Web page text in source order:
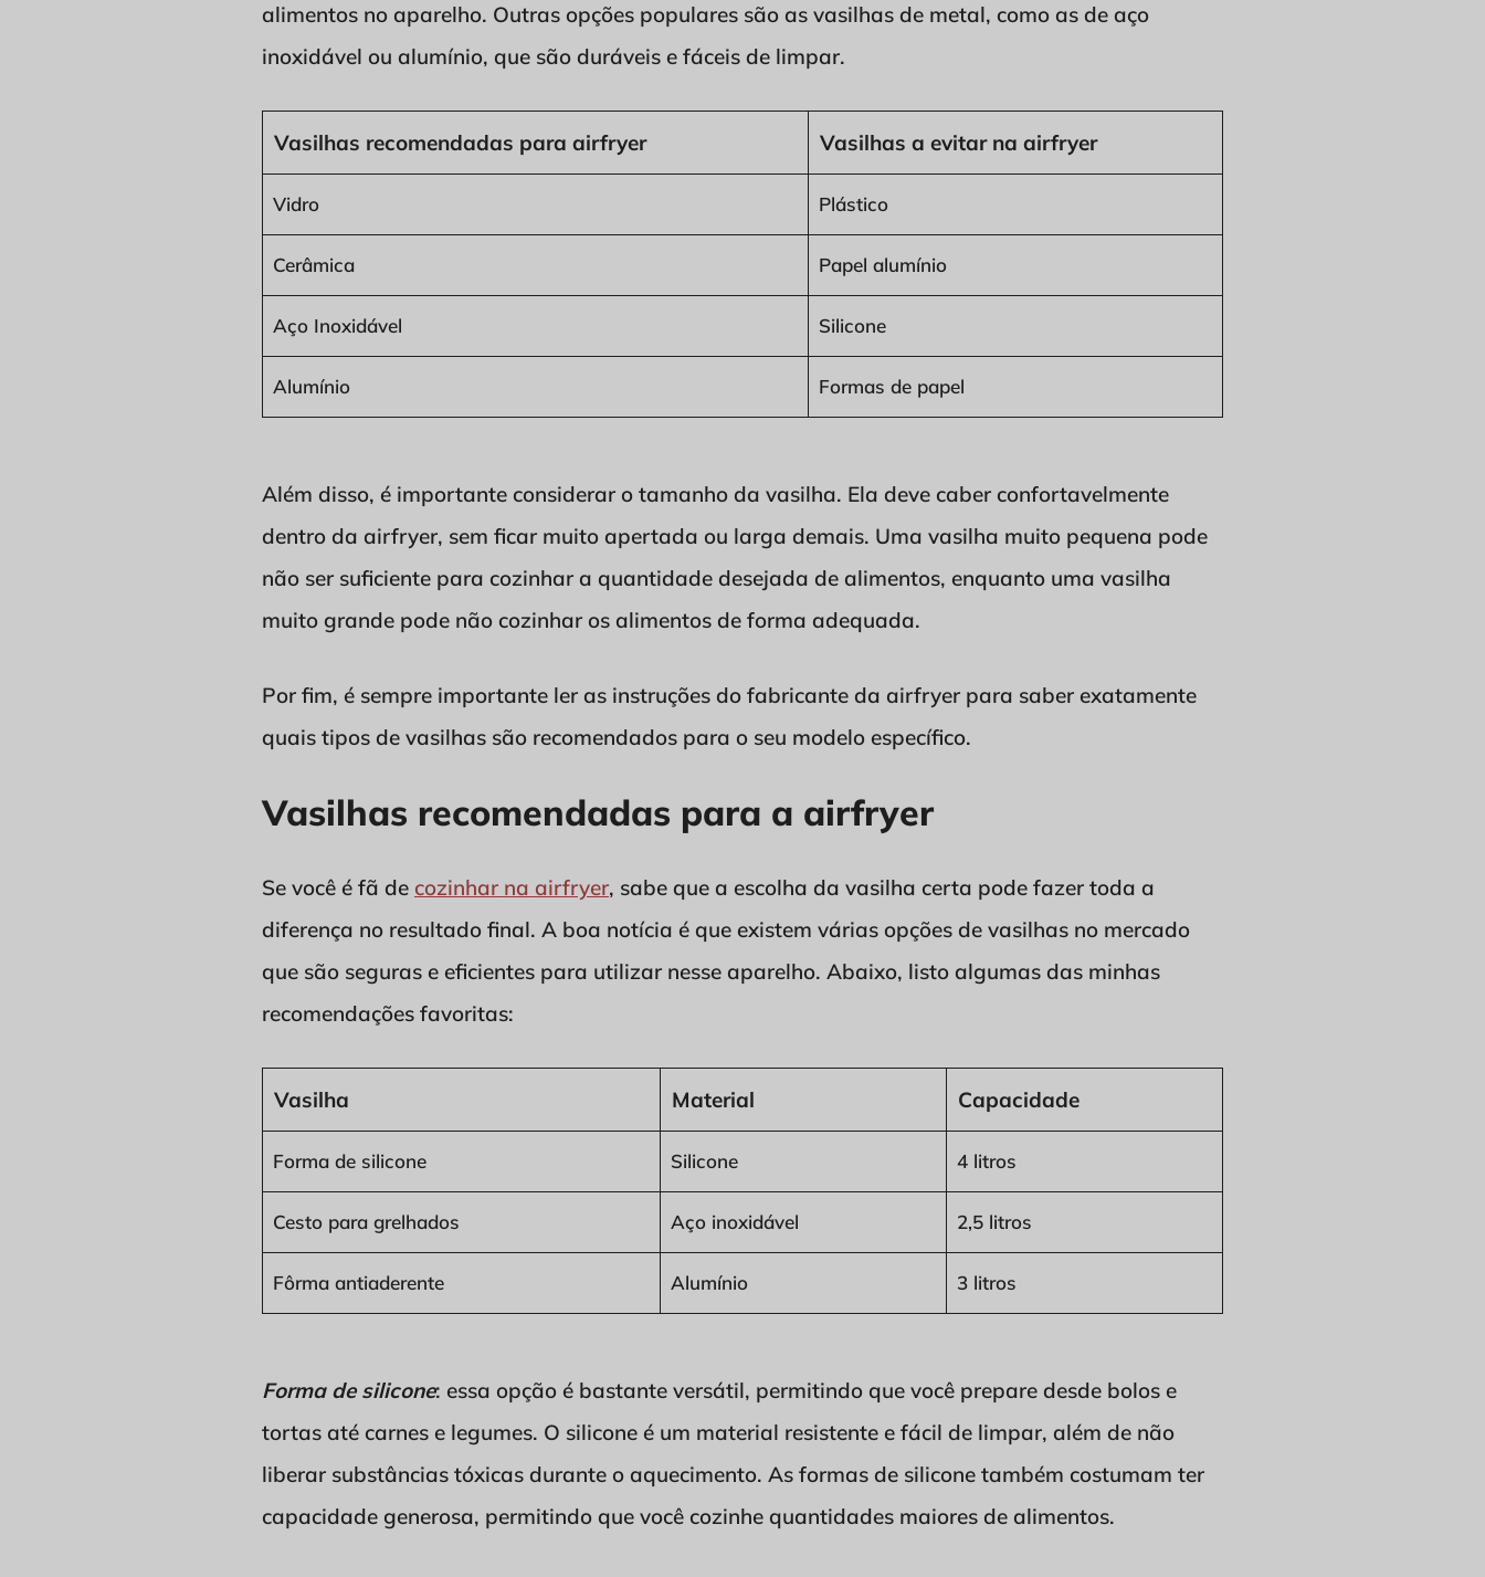
alimentos no aparelho. Outras opções populares são as vasilhas de metal, como as de aço
inoxidável ou alumínio, que são duráveis e fáceis de limpar.
Vasilhas recomendadas para airfryer Vasilhas a evitar na airfryer
Vidro Plástico
Cerâmica Papel alumínio
Aço Inoxidável Silicone
Alumínio Formas de papel
Além disso, é importante considerar o tamanho da vasilha. Ela deve caber confortavelmente
dentro da airfryer, sem ficar muito apertada ou larga demais. Uma vasilha muito pequena pode
não ser suficiente para cozinhar a quantidade desejada de alimentos, enquanto uma vasilha
muito grande pode não cozinhar os alimentos de forma adequada.
Por fim, é sempre importante ler as instruções do fabricante da airfryer para saber exatamente
quais tipos de vasilhas são recomendados para o seu modelo específico.
Vasilhas recomendadas para a airfryer
Se você é fã de cozinhar na airfryer, sabe que a escolha da vasilha certa pode fazer toda a
diferença no resultado final. A boa notícia é que existem várias opções de vasilhas no mercado
que são seguras e eficientes para utilizar nesse aparelho. Abaixo, listo algumas das minhas
recomendações favoritas:
Vasilha Material Capacidade
Forma de silicone Silicone 4 litros
Cesto para grelhados Aço inoxidável 2,5 litros
Fôrma antiaderente Alumínio 3 litros
Forma de silicone: essa opção é bastante versátil, permitindo que você prepare desde bolos e
tortas até carnes e legumes. O silicone é um material resistente e fácil de limpar, além de não
liberar substâncias tóxicas durante o aquecimento. As formas de silicone também costumam ter
capacidade generosa, permitindo que você cozinhe quantidades maiores de alimentos.